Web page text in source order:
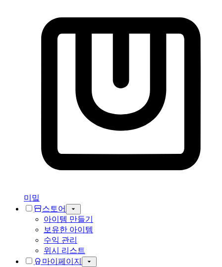
미밐
스토어
아이템 만들기
보유한 아이템
수익 관리
위시 리스트
마이페이지